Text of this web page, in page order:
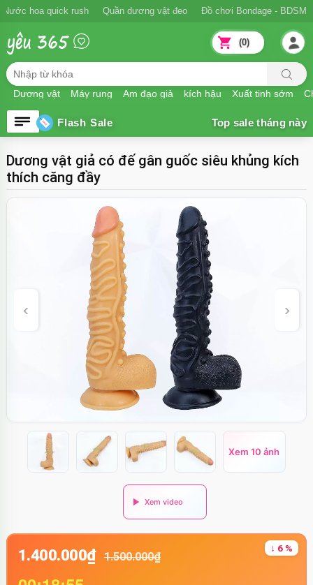
Ngăn xuất tinh sớm Nước hoa quick rush Quần dương vật đeo Đồ
Dương vật Máy rung Âm đạo giả kích hậu Xuất tinh sớm
(0)
Flash Sale
Dương vật giả có đế gân guốc siêu khủng kích
thích căng đầy
Xem 10 ảnh
1.400.000₫ 1.500.000₫
↓ 6 %